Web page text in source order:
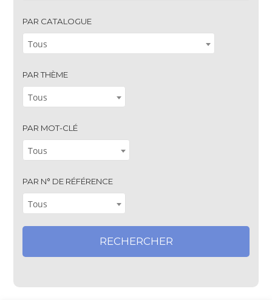
PAR CATALOGUE
Tous
PAR THÈME
Tous
PAR MOT-CLÉ
Tous
PAR N° DE RÉFÉRENCE
Tous